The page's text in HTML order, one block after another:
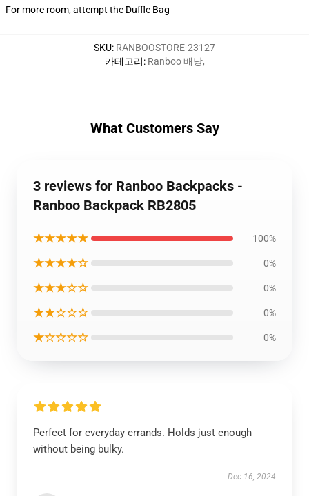
For more room, attempt the Duffle Bag
SKU: RANBOOSTORE-23127
카테고리: Ranboo 배낭,
What Customers Say
3 reviews for Ranboo Backpacks -
Ranboo Backpack RB2805
★★★★★ 100%
★★★★☆ 0%
★★★☆☆ 0%
★★☆☆☆ 0%
★☆☆☆☆ 0%
Perfect for everyday errands. Holds just enough
without being bulky.
Dec 16, 2024